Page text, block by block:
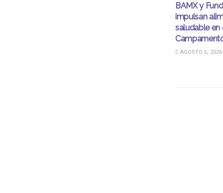
BAMX y
impulsan
saludable en
AGOSTO 6, 2026